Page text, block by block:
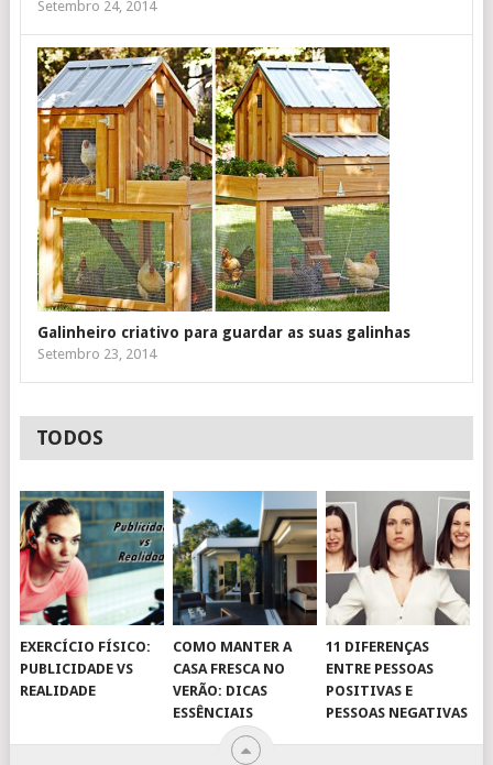
Setembro 24, 2014
Galinheiro criativo para guardar as suas galinhas
Setembro 23, 2014
TODOS
EXERCÍCIO FÍSICO:
PUBLICIDADE VS
REALIDADE
COMO MANTER A
CASA FRESCA NO
VERÃO: DICAS
ESSÊNCIAIS
11 DIFERENÇAS
ENTRE PESSOAS
POSITIVAS E
PESSOAS NEGATIVAS